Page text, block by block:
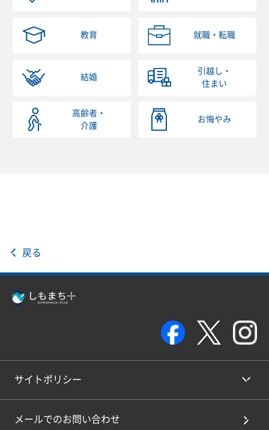
教育 就職・転職
結婚
引越し・
住まい
高齢者・
介護
お悔やみ
戻る
サイトポリシー
メールでのお問い合わせ